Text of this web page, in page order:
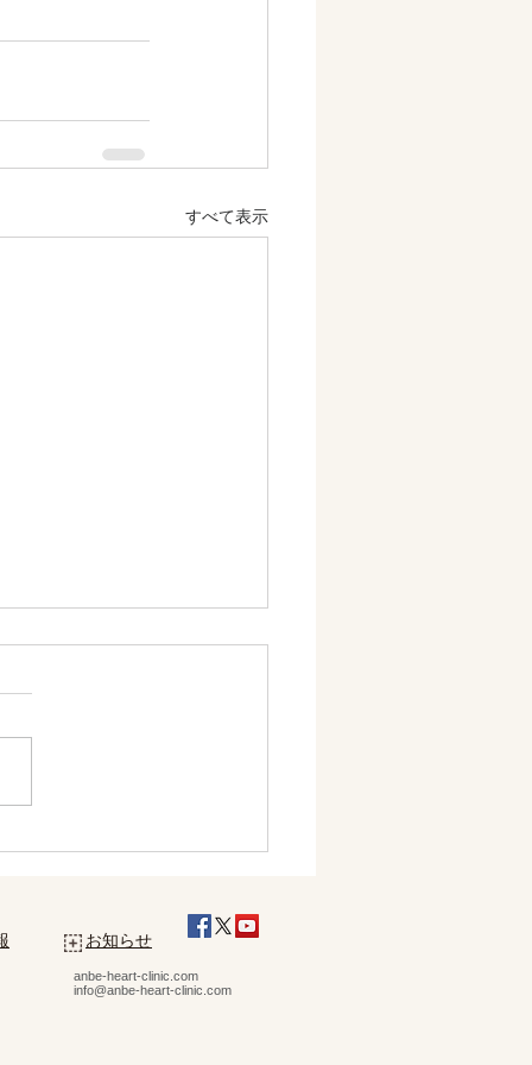
すべて表示
お知らせ
anbe-heart-clinic.com
info@anbe-heart-clinic.com